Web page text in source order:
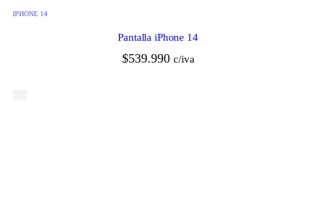
IPHONE 14
Pantalla iPhone 14
$539.990 c/iva